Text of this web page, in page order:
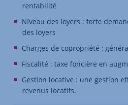
rentabilité
Niveau des loyers : forte
des loyers
Charges de copropriété :
Fiscalité : taxe foncière en
Gestion locative : une gestion
revenus locatifs.